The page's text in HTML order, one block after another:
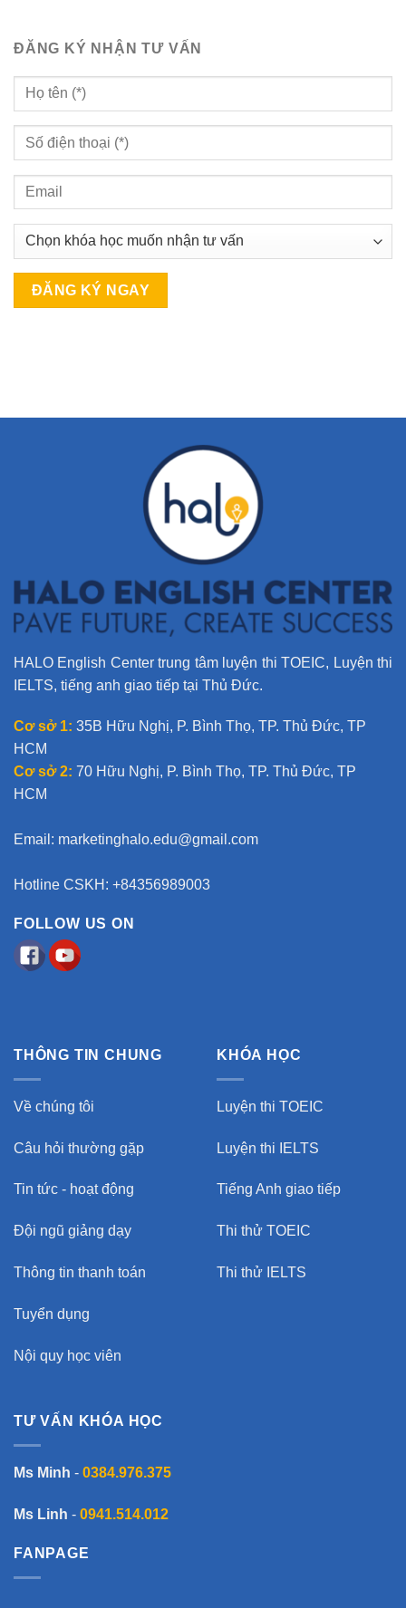
ĐĂNG KÝ NHẬN TƯ VẤN
r
HALO English Center trung tâm luyện thi TOEIC, Luyện thi
IELTS, tiếng anh giao tiếp tại Thủ Đức.
Cơ sở 1: 35B Hữu Nghị, P. Bình Thọ, TP. Thủ Đức, TP
HCM
Cơ sở 2: 70 Hữu Nghị, P. Bình Thọ, TP. Thủ Đức, TP
HCM
Email: marketinghalo.edu@gmail.com
Hotline CSKH: +84356989003
FOLLOW US ON
THÔNG TIN CHUNG
Về chúng tôi
Câu hỏi thường gặp
Tin tức - hoạt động
Đội ngũ giảng dạy
Thông tin thanh toán
Tuyển dụng
Nội quy học viên
KHÓA HỌC
Luyện thi TOEIC
Luyện thi IELTS
Tiếng Anh giao tiếp
Thi thử TOEIC
Thi thử IELTS
TƯ VẤN KHÓA HỌC
Ms Minh - 0384.976.375
Ms Linh - 0941.514.012
FANPAGE